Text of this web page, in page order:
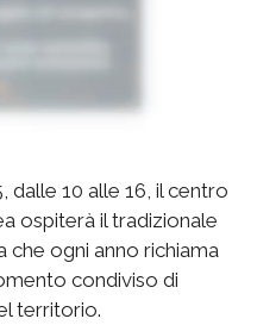
dalle 10 alle 16, il centro
ospiterà il tradizionale
che ogni anno richiama
condiviso di
territorio.